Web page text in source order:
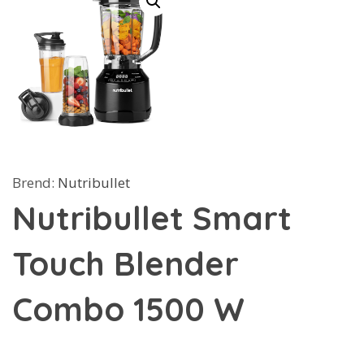
Brend: Nutribullet
Nutribullet Smart
Touch Blender
Combo 1500 W